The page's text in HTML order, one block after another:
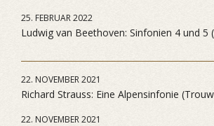
25. FEBRUAR 2022
Ludwig van Beethoven: Sinfonien 4 und 5
22. NOVEMBER 2021
Richard Strauss: Eine Alpensinfonie
22. NOVEMBER 2021